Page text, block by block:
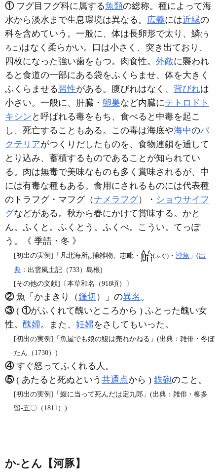
①フグ目フグ科に属する魚類の総称。種によって海
水から淡水まで生息環境は異なる。 広義には近縁の
科を含めていう。一般に、体は長卵形で太り、鱗(う
ろこ)はなく柔らかい。口は小さく、突き出ており、
四枚になった強い歯をもつ。肉食性。 外敵に襲われ
ると食道の一部にある袋をふくらませ、体を大きく
ふくらませる習性がある。腹びれはなく、 背びれは
小さい。一般に、肝臓・ 卵巣など内臓にテトロドト
キシン と呼ばれる毒をもち、食べると中毒を起こ
し、死亡することもある。この毒は海底や海中のバ
クテリアがつくりだしたものを、食物連鎖を通して
とり込み、蓄積するものであることが知られてい
る。肉は無毒で美味なものも多く賞味されるが、中
には有毒な種もある。食用にされるものには代表種
のトラフグ・マフグ（ナメラフグ）・ ショウサイフ
グなどがある。秋から春にかけて賞味する。かと
ん。ふくと。ふくとう。ふくべ。こうい。てっぽ
う。《 季語・冬 》
[初出の実例]「凡北海所レ捕雑物、志毗・ (ふぐ) ・ 沙魚 」(出
典 ：出雲風土記（733）島根)
[その他の文献]〔本草和名（918頃）〕
②魚「かまきり（鎌切 ）」の異名 。
③( ①がふくれて醜いところから ) ふとった醜い女
性。 醜婦。また、 妊婦をさしてもいった。
[初出の実例]「魚屋でも娘の鰒は売れかねる」(出典：雑俳・冬ぼ
たん（1730）)
④すぐ怒ってふくれる人。
⑤( あたると死ぬという 共通点から ) 鉄砲のこと。
[初出の実例]「鰒に当って死んだは定九郎」(出典：雑俳・柳多
留‐五〇（1811）)
か‐とん【河豚】